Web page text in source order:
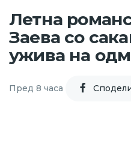
Летна
Заева со
ужива на
Пред 8 часа